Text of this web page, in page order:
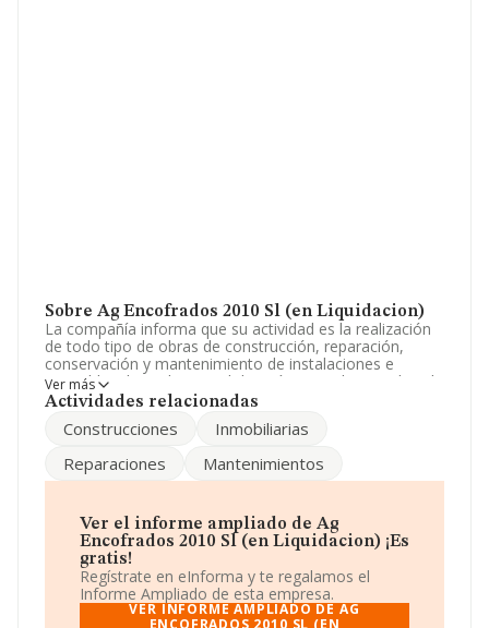
Sobre Ag Encofrados 2010 Sl (en Liquidacion)
La compañía informa que su actividad es la realización
de todo tipo de obras de construcción, reparación,
conservación y mantenimiento de instalaciones e
inmuebles de cualquier indole, así como obras civiles. -la
adquisición de cualquier clase de finca, pudien. La
Sociedad Limitada. Clasifica su actividad CNAE como
en mercados exteriores.
INFORMA, ha dispuesto de un número de empleados
por encima de la media de sector.
La sociedadAg Encofrados 2010 S.L (en
Liquidacion) , con CIF B92994037, se encuentra en
Calle Alcalde Martin Gil núm. 19, (29010), Málaga,
Ver más
Actividades relacionadas
Construcciones
Inmobiliarias
Reparaciones
Mantenimientos
Ver el informe ampliado de Ag
Encofrados 2010 Sl (en Liquidacion) ¡Es
gratis!
Regístrate en eInforma y te regalamos el
Informe Ampliado de esta empresa.
VER INFORME AMPLIADO DE AG
ENCOFRADOS 2010 SL (EN